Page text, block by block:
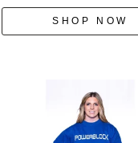
SHOP NOW